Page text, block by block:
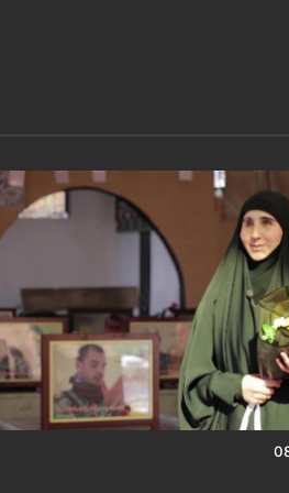
توثيق إنسانيٌّ شجاعٌ للحياة تحت وطأة الحرب، حيث
عايشوا التفجيرات والدمار، فنرى بعيونهم